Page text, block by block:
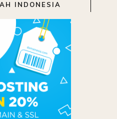
INDONESIA